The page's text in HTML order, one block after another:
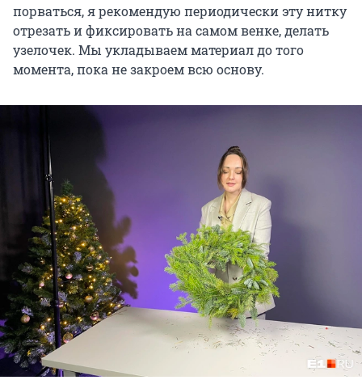
порваться, я рекомендую периодически эту нитку
отрезать и фиксировать на самом венке, делать
узелочек. Мы укладываем материал до того
момента, пока не закроем всю основу.